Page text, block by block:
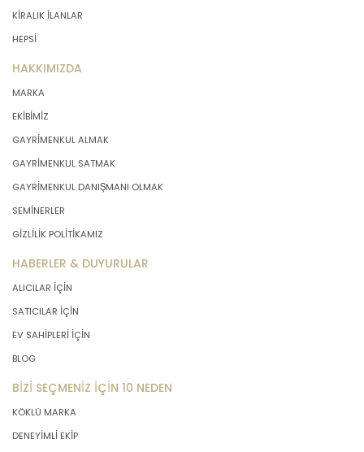
KİRALIK İLANLAR
HEPSİ
HAKKIMIZDA
MARKA
EKİBİMİZ
GAYRİMENKUL ALMAK
GAYRİMENKUL SATMAK
GAYRİMENKUL DANIŞMANI OLMAK
SEMİNERLER
GİZLİLİK POLİTİKAMIZ
HABERLER & DUYURULAR
ALICILAR İÇİN
SATICILAR İÇİN
EV SAHİPLERİ İÇİN
BLOG
BİZİ SEÇMENİZ İÇİN 10 NEDEN
KÖKLÜ MARKA
DENEYİMLİ EKİP